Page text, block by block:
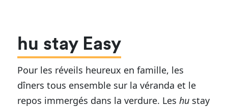
hu stay Easy
Pour les réveils heureux en famille, les
dîners tous ensemble sur la véranda et le
repos immergés dans la verdure. Leshu stay